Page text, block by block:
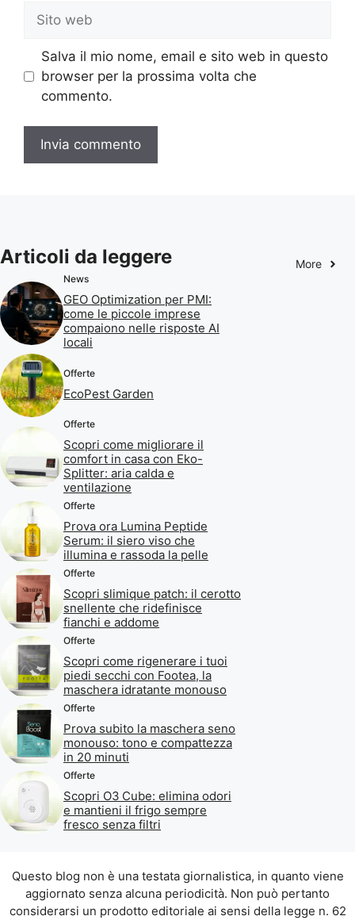
web
Salva il mio nome, email e sito web in questo
browser per la prossima volta che
commento.
Articoli da leggere More
News
GEO Optimization per PMI:
come le piccole imprese
compaiono nelle risposte AI
locali
Offerte
EcoPest Garden
Offerte
Scopri come migliorare il
comfort in casa con Eko-
Splitter: aria calda e
ventilazione
Offerte
Prova ora Lumina Peptide
Serum: il siero viso che
illumina e rassoda la pelle
Offerte
Scopri slimique patch: il cerotto
snellente che ridefinisce
fianchi e addome
Offerte
Scopri come rigenerare i tuoi
piedi secchi con Footea, la
maschera idratante monouso
Offerte
Prova subito la maschera seno
monouso: tono e compattezza
in 20 minuti
Offerte
Scopri O3 Cube: elimina odori
e mantieni il frigo sempre
fresco senza filtri
Questo blog non è una testata giornalistica, in quanto viene
aggiornato senza alcuna periodicità. Non può pertanto
considerarsi un prodotto editoriale ai sensi della legge n. 62